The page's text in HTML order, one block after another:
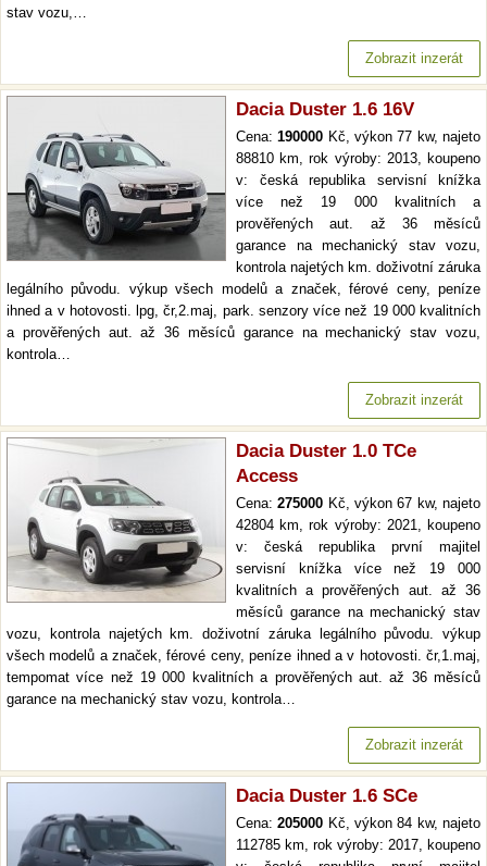
stav vozu,…
Zobrazit inzerát
Dacia Duster 1.6 16V
Cena:190000 Kč, výkon 77 kw, najeto
88810 km, rok výroby: 2013, koupeno
v: česká republika servisní knížka
více než 19 000 kvalitních a
prověřených aut. až 36 měsíců
garance na mechanický stav vozu,
kontrola najetých km. doživotní záruka
legálního původu. výkup všech modelů a značek, férové ceny, peníze
ihned a v hotovosti. lpg, čr,2.maj, park. senzory více než 19 000 kvalitních
a prověřených aut. až 36 měsíců garance na mechanický stav vozu,
kontrola…
Zobrazit inzerát
Dacia Duster 1.0 TCe
Access
Cena:275000 Kč, výkon 67 kw, najeto
42804 km, rok výroby: 2021, koupeno
v: česká republika první majitel
servisní knížka více než 19 000
kvalitních a prověřených aut. až 36
měsíců garance na mechanický stav
vozu, kontrola najetých km. doživotní záruka legálního původu. výkup
všech modelů a značek, férové ceny, peníze ihned a v hotovosti. čr,1.maj,
tempomat více než 19 000 kvalitních a prověřených aut. až 36 měsíců
garance na mechanický stav vozu, kontrola…
Zobrazit inzerát
Dacia Duster 1.6 SCe
Cena:205000 Kč, výkon 84 kw, najeto
112785 km, rok výroby: 2017, koupeno